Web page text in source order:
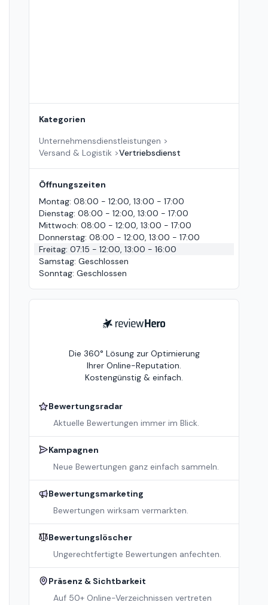
Kategorien
Unternehmensdienstleistungen >
Versand & Logistik >Vertriebsdienst
Öffnungszeiten
Montag: 08:00 - 12:00, 13:00 - 17:00
Dienstag: 08:00 - 12:00, 13:00 - 17:00
Mittwoch: 08:00 - 12:00, 13:00 - 17:00
Donnerstag: 08:00 - 12:00, 13:00 - 17:00
Freitag: 07:15 - 12:00, 13:00 - 16:00
Samstag: Geschlossen
Sonntag: Geschlossen
ReviewHero
Die 360° Lösung zur Optimierung
Ihrer Online-Reputation.
Kostengünstig & einfach.
Bewertungsradar
Aktuelle Bewertungen immer im Blick.
Kampagnen
Neue Bewertungen ganz einfach sammeln.
Bewertungsmarketing
Bewertungen wirksam vermarkten.
Bewertungslöscher
Ungerechtfertigte Bewertungen anfechten.
Präsenz & Sichtbarkeit
Auf 50+ Online-Verzeichnissen vertreten